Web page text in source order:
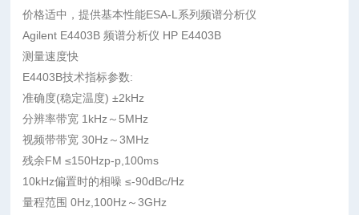
价格适中，提供基本性能ESA-L系列频谱分析仪
Agilent E4403B 频谱分析仪 HP E4403B
测量速度快
E4403B技术指标参数:
准确度(稳定温度) ±2kHz
分辨率带宽 1kHz～5MHz
视频带带宽 30Hz～3MHz
残余FM ≤150Hzp-p,100ms
10kHz偏置时的相噪 ≤-90dBc/Hz
量程范围 0Hz,100Hz～3GHz